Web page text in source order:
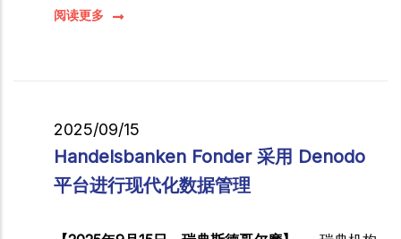
阅读更多
2025/09/15
Handelsbanken Fonder 采用 Denodo
平台进行现代化数据管理